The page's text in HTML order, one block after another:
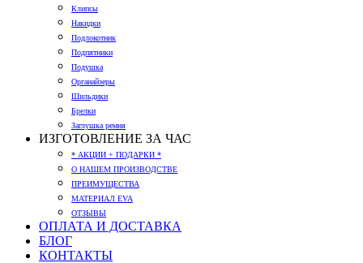
Клипсы
Накидки
Подлокотник
Подпятники
Подушка
Органайзеры
Шильдики
Брелки
Заглушка ремня
ИЗГОТОВЛЕНИЕ ЗА ЧАС
* АКЦИИ + ПОДАРКИ *
О НАШЕМ ПРОИЗВОДСТВЕ
ПРЕИМУЩЕСТВА
МАТЕРИАЛ EVA
ОТЗЫВЫ
ОПЛАТА И ДОСТАВКА
БЛОГ
КОНТАКТЫ